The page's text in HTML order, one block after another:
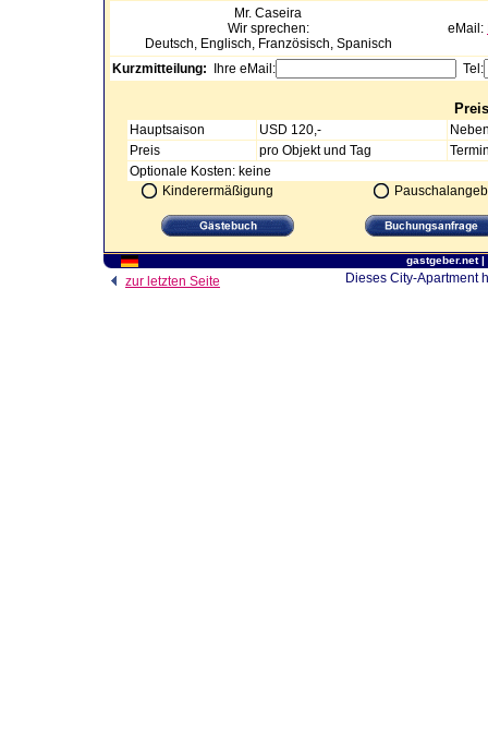
Mr. Caseira
Wir sprechen:
Deutsch, Englisch, Französisch, Spanisch
eMail:
Kurzmitteilung: Ihre eMail: Tel:
Hauptsaison USD 120,-
Preis
pro Objekt und Tag
Optionale Kosten: keine
Kinderermäßigung
gastgeber.net|
zur letzten Seite Dieses City-Apartment